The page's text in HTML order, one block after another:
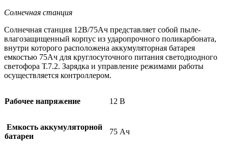
Солнечная станция
Солнечная станция 12В/75Ач представляет собой пыле-
влагозащищенный корпус из ударопрочного поликарбоната,
внутри которого расположена аккумуляторная батарея
емкостью 75Ач для круглосуточного питания светодиодного
светофора Т.7.2. Зарядка и управление режимами работы
осуществляется контроллером.
Рабочее напряжение 12 В
Емкость аккумуляторной
батареи
75 Ач